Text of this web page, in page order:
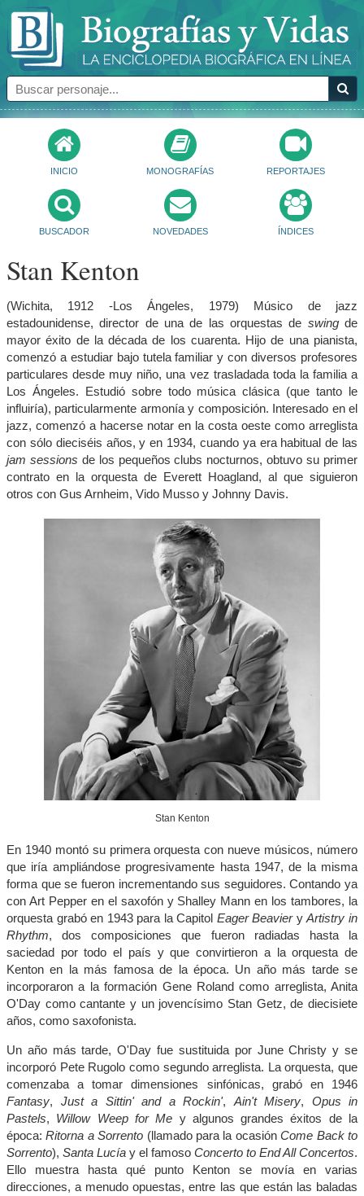
INICIO MONOGRAFÍAS REPORTAJES
BUSCADOR NOVEDADES ÍNDICES
Stan Kenton
(Wichita, 1912 -Los Ángeles, 1979) Músico de jazz
estadounidense, director de una de las orquestas de swingde
mayor éxito de la década de los cuarenta. Hijo de una pianista,
comenzó a estudiar bajo tutela familiar y con diversos profesores
particulares desde muy niño, una vez trasladada toda la familia a
Los Ángeles. Estudió sobre todo música clásica (que tanto le
influiría), particularmente armonía y composición. Interesado en el
jazz, comenzó a hacerse notar en la costa oeste como arreglista
con sólo dieciséis años, y en 1934, cuando ya era habitual de las
jam sessions de los pequeños clubs nocturnos, obtuvo su primer
contrato en la orquesta de Everett Hoagland, al que siguieron
otros con Gus Arnheim, Vido Musso y Johnny Davis.
Stan Kenton
En 1940 montó su primera orquesta con nueve músicos, número
que iría ampliándose progresivamente hasta 1947, de la misma
forma que se fueron incrementando sus seguidores. Contando ya
con Art Pepper en el saxofón y Shalley Mann en los tambores, la
orquesta grabó en 1943 para la Capitol Eager BeavieryArtistry in
Rhythm, dos composiciones que fueron radiadas hasta la
saciedad por todo el país y que convirtieron a la orquesta de
Kenton en la más famosa de la época. Un año más tarde se
incorporaron a la formación Gene Roland como arreglista, Anita
O'Day como cantante y un jovencísimo Stan Getz, de diecisiete
años, como saxofonista.
Un año más tarde, O'Day fue sustituida por June Christy y se
incorporó Pete Rugolo como segundo arreglista. La orquesta, que
comenzaba a tomar dimensiones sinfónicas, grabó en 1946
Fantasy, Just a Sittin' and a Rockin',Ain't Misery, Opus in
Pastels, Willow Weep for Me y algunos grandes éxitos de la
época:Ritorna a Sorrento (llamado para la ocasiónCome Back to
Sorrento), Santa Lucía y el famoso Concerto to End All Concertos.
Ello muestra hasta qué punto Kenton se movía en varias
direcciones, a menudo opuestas, entre las que están las baladas